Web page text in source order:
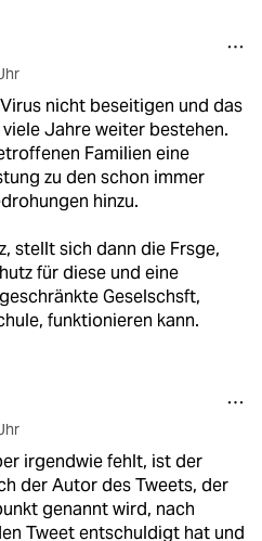
nicht beseitigen und das
Jahre weiter bestehen.
Familien eine
zu den schon immer
hinzu.
stellt sich dann die Frsge,
für diese und eine
Geselschsft,
funktionieren kann.
irgendwie fehlt, ist der
der Autor des Tweets, der
genannt wird, nach
Tweet entschuldigt hat und